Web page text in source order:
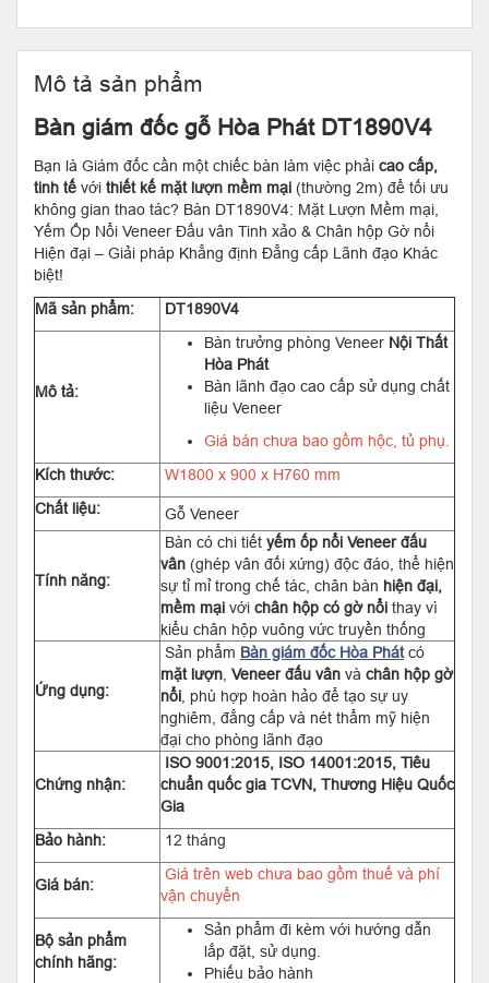
Mô tả sản phẩm
Bàn giám đốc gỗ Hòa Phát DT1890V4
Bạn là Giám đốc cần một chiếc bàn làm việc phải cao cấp,
tinh tế với thiết kế mặt lượn mềm mại (thường 2m) để tối ưu
không gian thao tác? Bàn DT1890V4: Mặt Lượn Mềm mại,
Yếm Ốp Nổi Veneer Đấu vân Tinh xảo & Chân hộp Gờ nổi
Hiện đại – Giải pháp Khẳng định Đẳng cấp Lãnh đạo Khác
biệt!
Mã sản phẩm:
DT1890V4
Mô tả:
Bàn trưởng phòng Veneer Nội Thất
Hòa Phát
Bàn lãnh đạo cao cấp sử dụng chất
liệu Veneer
Giá bán chưa bao gồm hộc, tủ phụ.
Kích thước:
W1800 x 900 x H760 mm
Chất liệu:
Gỗ Veneer
Tính năng:
Bàn có chi tiết yếm ốp nổi Veneer đấu
vân (ghép vân đối xứng) độc đáo, thể hiện
sự tỉ mỉ trong chế tác, chân bàn hiện đại,
mềm mại với chân hộp có gờ nổi thay vì
kiểu chân hộp vuông vức truyền thống
Ứng dụng:
Sản phẩm Bàn giám đốc Hòa Phátcó
mặt lượn Veneer đấu vân và chân hộp gờ
nổi , phù hợp hoàn hảo để tạo sự uy
nghiêm, đẳng cấp và nét thẩm mỹ hiện
đại cho phòng lãnh đạo
Chứng nhận:
ISO 9001:2015, ISO 14001:2015, Tiêu
chuẩn quốc gia TCVN, Thương Hiệu Quốc
Gia
Bảo hành:
12 tháng
Giá bán:
Giá trên web chưa bao gồm thuế và phí
vận chuyển
Bộ sản phẩm
chính hãng:
Sản phẩm đi kèm với hướng dẫn
lắp đặt, sử dụng.
Phiếu bảo hành